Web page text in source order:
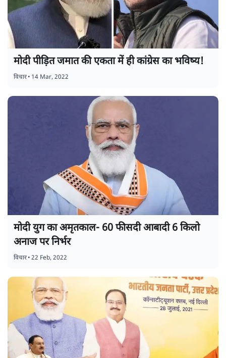
मोदी पीड़ित जमात की एकता में ही कांग्रेस का भविष्य!
विचार• 14 Mar, 2022
मोदी युग का अमृतकाल- 60 फीसदी आबादी 6 किलो
अनाज पर निर्भर
विचार•22 Feb, 2022